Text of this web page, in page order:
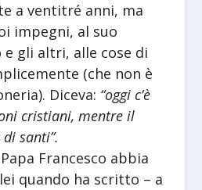
a ventitré anni, ma
impegni, al suo
gli altri, alle cose di
(che non è
Diceva: “oggi c’è
cristiani, mentre il
santi”.
Francesco abbia
quando ha scritto – a